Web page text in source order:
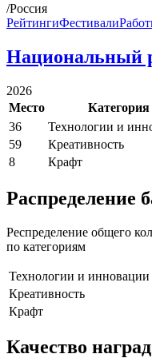
/Россия
РейтингиФестивали
Национальный
2026
Место
Категория
36
Технологии и
59
Креативность
8
Крафт
Распределение
Респределение общего
по категориям
Технологии и инновации
Креативность
Крафт
Качество наград